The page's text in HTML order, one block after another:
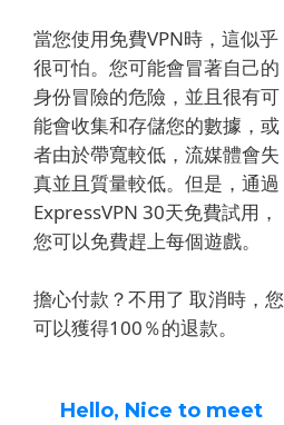
當您使用免費VPN時，這似乎
很可怕。 您可能會冒著自己的
身份冒險的危險，並且很有可
能會收集和存儲您的數據，或
者由於帶寬較低，流媒體會失
真並且質量較低。 但是，通過
ExpressVPN 30天免費試用，
您可以免費趕上每個遊戲。
擔心付款？不用了 取消時，您
可以獲得100％的退款。
Hello, Nice to meet